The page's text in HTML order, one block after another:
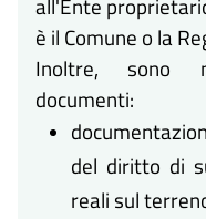
è il Comune o la
Inoltre, sono
documenti:
del diritto di
reali sul